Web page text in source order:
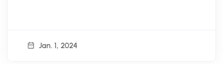
Jan. 1, 2024